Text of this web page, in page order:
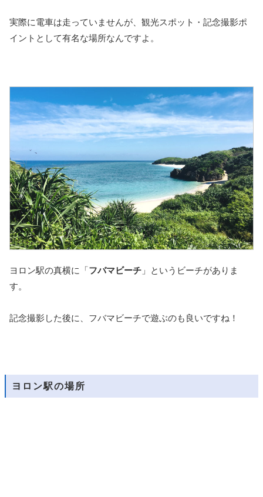
実際に電車は走っていませんが、観光スポット・記念撮影ポ
イントとして有名な場所なんですよ。
ヨロン駅の真横に「フバマビーチ 」というビーチがありま
す。
記念撮影した後に、フバマビーチで遊ぶのも良いですね！
ヨロン駅の場所